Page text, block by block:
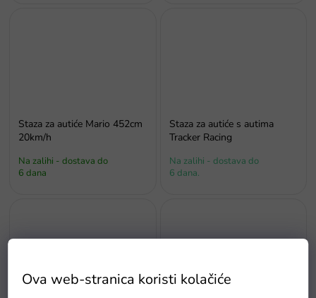
Ova web-stranica koristi kolačiće
Staza za autiće Mario 452cm
20km/h
Na zalihi - dostava do
6 dana
Staza za autiće s autima
Tracker Racing
Na zalihi - dostava do
6 dana.